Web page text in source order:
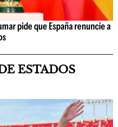
pide que España renuncie a
ESTADOS